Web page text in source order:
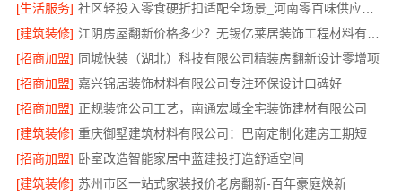
[生活服务]
社区轻投入零食硬折扣适配全场景_河南零百味供应链有限公司
[建筑装修]
[招商加盟] 同城快装（湖北）科技有限公司精装房翻新设计零增项
[招商加盟] 嘉兴锦居装饰材料有限公司专注环保设计口碑好
[招商加盟] 正规装饰公司工艺，南通宏域全宅装饰建材有限公司
[建筑装修] 重庆御墅建筑材料有限公司：巴南定制化建房工期短
[招商加盟] 卧室改造智能家居中蓝建投打造舒适空间
[建筑装修] 苏州市区一站式家装报价老房翻新-百年豪庭焕新